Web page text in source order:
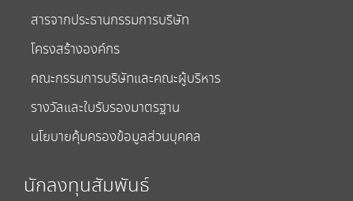
สารจากประธานกรรมการบริษัท
โครงสร้างองค์กร
คณะกรรมการบริษัทและคณะผู้บริหาร
รางวัลและใบรับรองมาตรฐาน
นโยบายคุ้มครองข้อมูลส่วนบุคคล
นักลงทุนสัมพันธ์